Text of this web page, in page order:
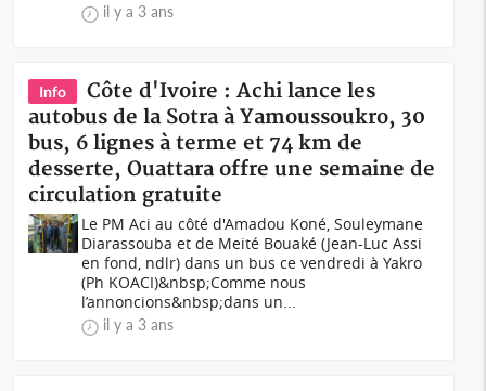
il y a 3 ans
Info
Côte d'Ivoire : Achi lance les
autobus de la Sotra à Yamoussoukro, 30
bus, 6 lignes à terme et 74 km de
desserte, Ouattara offre une semaine de
circulation gratuite
Le PM Aci au côté d'Amadou Koné, Souleymane
Diarassouba et de Meité Bouaké (Jean-Luc Assi
en fond, ndlr) dans un bus ce vendredi à Yakro
(Ph KOACI)&nbsp;Comme nous
l’annoncions&nbsp;dans un...
il y a 3 ans